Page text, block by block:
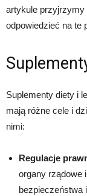
artykule przyjrzymy
odpowiedzieć na te
Suplementy diety i
mają różne cele i
nimi:
Regulacje
organy rządowe
bezpieczeństwa